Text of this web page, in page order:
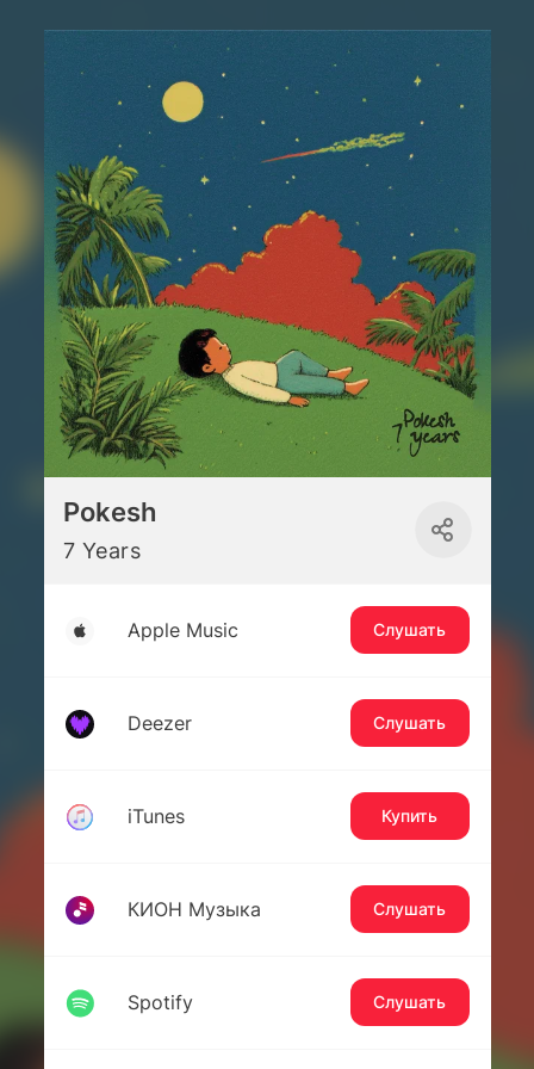
Pokesh
7 Years
Apple Music Слушать
Deezer Слушать
iTunes Купить
КИОН Музыка Слушать
Spotify Слушать